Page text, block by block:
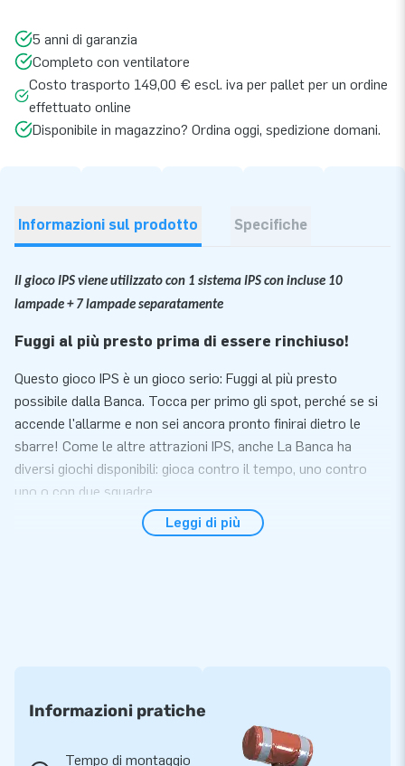
5 anni di garanzia
Completo con ventilatore
Costo trasporto 149,00 € escl. iva per pallet per un ordine
effettuato online
Disponibile in magazzino? Ordina oggi, spedizione domani.
Informazioni sul prodotto Specifiche
Il gioco IPS viene utilizzato con 1 sistema IPS con incluse 10
lampade + 7 lampade separatamente
Fuggi al più presto prima di essere rinchiuso!
Questo gioco IPS è un gioco serio: Fuggi al più presto
possibile dalla Banca. Tocca per primo gli spot, perché se si
accende l'allarme e non sei ancora pronto finirai dietro le
sbarre! Come le altre attrazioni IPS, anche La Banca ha
diversi giochi disponibili: gioca contro il tempo, uno contro
uno o con due squadre.
Facile da trasportare e posizionare
unica!
Massima qualità e facile da pulire
Leggi di più
Informazioni pratiche
Tempo di montaggio